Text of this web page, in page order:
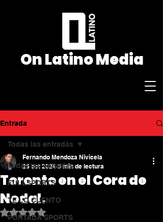
On Latino Media
admin@onlatino.ca
Entrada
Todas las entradas
FULLSPORTS
TE LO CUENTO
PORTADA SPORTS
Todas las entradas
Toronto en el Cora de
Nodal.
Fernando Mendoza Nivicela
25 oct 2024 3 min de lectura
Obtuvo NaN de 5 estrellas.